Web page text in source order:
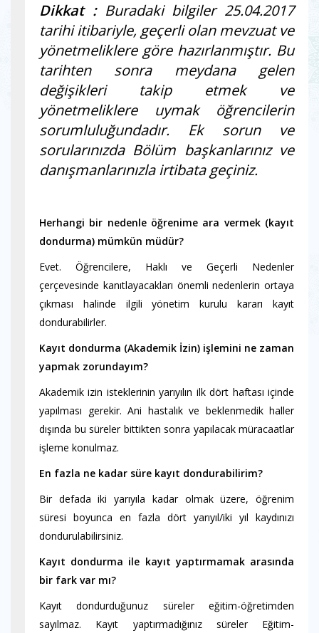
Dikkat :Buradaki bilgiler 25.04.2017
tarihi itibariyle, geçerli olan mevzuat ve
yönetmeliklere göre hazırlanmıştır. Bu
tarihten sonra meydana gelen
değişikleri takip etmek ve
yönetmeliklere uymak öğrencilerin
sorumluluğundadır. Ek sorun ve
sorularınızda Bölüm başkanlarınız ve
danışmanlarınızla irtibata geçiniz.
Herhangi bir nedenle öğrenime ara vermek (kayıt
dondurma) mümkün müdür?
Evet. Öğrencilere, Haklı ve Geçerli Nedenler
çerçevesinde kanıtlayacakları önemli nedenlerin ortaya
çıkması halinde ilgili yönetim kurulu kararı kayıt
dondurabilirler.
Kayıt dondurma (Akademik İzin) işlemini ne zaman
yapmak zorundayım?
Akademik izin isteklerinin yarıyılın ilk dört haftası içinde
yapılması gerekir. Ani hastalık ve beklenmedik haller
dışında bu süreler bittikten sonra yapılacak müracaatlar
işleme konulmaz.
En fazla ne kadar süre kayıt dondurabilirim?
Bir defada iki yarıyıla kadar olmak üzere, öğrenim
süresi boyunca en fazla dört yarıyıl/iki yıl kaydınızı
dondurulabilirsiniz.
Kayıt dondurma ile kayıt yaptırmamak arasında
bir fark var mı?
Kayıt dondurduğunuz süreler eğitim-öğretimden
sayılmaz. Kayıt yaptırmadığınız süreler Eğitim-